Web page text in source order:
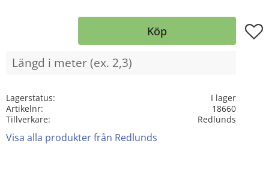
Köp
Lagerstatus
I lager
Artikelnr
18660
Tillverkare
Redlunds
Visa alla produkter från Redlunds